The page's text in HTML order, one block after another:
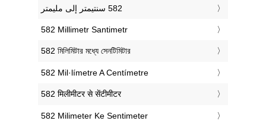
‎582 Millimetr Santimetr
‎582 মিলিমিটার মধ্যে সেনটিমিটার
‎582 Mil·límetre A Centímetre
‎582 मिलीमीटर से सेंटीमीटर
‎582 Milimeter Ke Sentimeter